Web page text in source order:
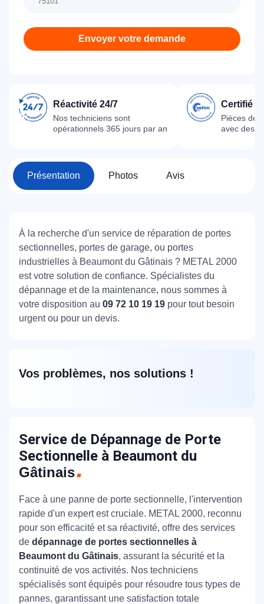
Envoyer votre demande
Réactivité 24/7
Nos techniciens sont
opérationnels 365 jours par an
Certifié
Pièces
avec des
Présentation Photos Avis
À la recherche d'un service de réparation de portes
sectionnelles, portes de garage, ou portes
industrielles à Beaumont du Gâtinais ? METAL 2000
est votre solution de confiance. Spécialistes du
dépannage et de la maintenance, nous sommes à
votre disposition au 09 72 10 19 19 pour tout besoin
urgent ou pour un devis.
Vos problèmes, nos solutions !
Service de Dépannage de Porte
Sectionnelle à Beaumont du
Gâtinais
Face à une panne de porte sectionnelle, l'intervention
rapide d'un expert est cruciale. METAL 2000, reconnu
pour son efficacité et sa réactivité, offre des services
de dépannage de portes sectionnelles à
Beaumont du Gâtinais, assurant la sécurité et la
continuité de vos activités. Nos techniciens
spécialisés sont équipés pour résoudre tous types de
pannes, garantissant une satisfaction totale